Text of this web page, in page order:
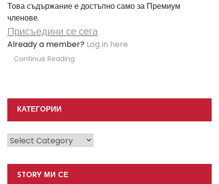
Това съдържание е достъпно само за Премиум
членове.
Присъедини се сега
Already a member? Log in here
Continue Reading
КАТЕГОРИИ
Категории
STORY МИ СЕ